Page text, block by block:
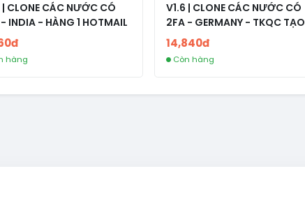
| CLONE CÁC NƯỚC CÓ
INDIA - HÀNG 1 HOTMAIL
hàng
V1.6 | CLONE CÁC NƯỚC CÓ
2FA - GERMANY - TKQC TẠO
TRÊN 3 NGÀY - LIVE ADS -
fviainboxes.com - CLONE
NEW KHÔNG BẢO HÀNH
14,840đ
Còn hàng